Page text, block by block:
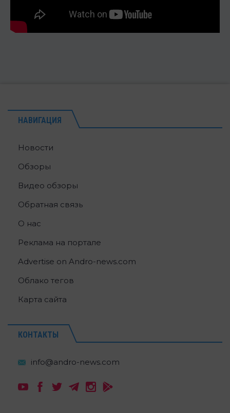
НАВИГАЦИЯ
Новости
Обзоры
Видео обзоры
Обратная связь
О нас
Реклама на портале
Advertise on Andro-news.com
Облако тегов
Карта сайта
КОНТАКТЫ